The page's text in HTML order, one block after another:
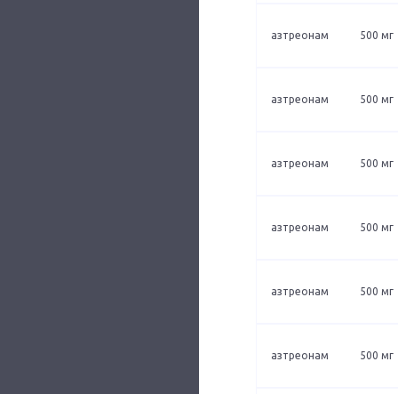
азтреонам 500 мг
азтреонам 500 мг
азтреонам 500 мг
азтреонам 500 мг
азтреонам 500 мг
азтреонам 500 мг